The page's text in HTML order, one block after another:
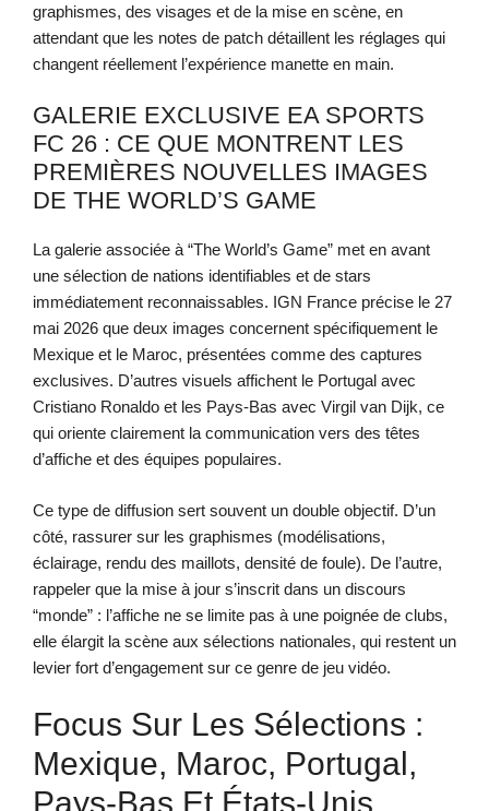
graphismes, des visages et de la mise en scène, en
attendant que les notes de patch détaillent les réglages qui
changent réellement l’expérience manette en main.
GALERIE EXCLUSIVE EA SPORTS
FC 26 : CE QUE MONTRENT LES
PREMIÈRES NOUVELLES IMAGES
DE THE WORLD’S GAME
La galerie associée à “The World’s Game” met en avant
une sélection de nations identifiables et de stars
immédiatement reconnaissables. IGN France précise le 27
mai 2026 que deux images concernent spécifiquement le
Mexique et le Maroc, présentées comme des captures
exclusives. D’autres visuels affichent le Portugal avec
Cristiano Ronaldo et les Pays-Bas avec Virgil van Dijk, ce
qui oriente clairement la communication vers des têtes
d’affiche et des équipes populaires.
Ce type de diffusion sert souvent un double objectif. D’un
côté, rassurer sur les graphismes (modélisations,
éclairage, rendu des maillots, densité de foule). De l’autre,
rappeler que la mise à jour s’inscrit dans un discours
“monde” : l’affiche ne se limite pas à une poignée de clubs,
elle élargit la scène aux sélections nationales, qui restent un
levier fort d’engagement sur ce genre de jeu vidéo.
Focus Sur Les Sélections :
Mexique, Maroc, Portugal,
Pays-Bas Et États-Unis